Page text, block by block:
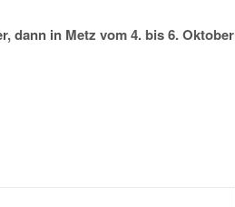
dann in Metz vom 4. bis 6. Oktober